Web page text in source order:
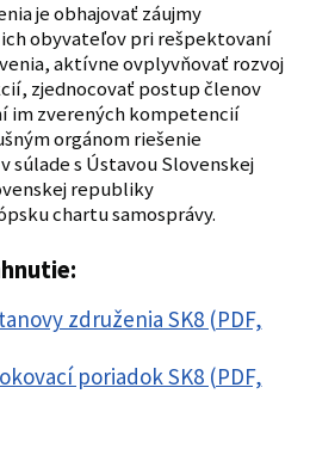
je obhajovať záujmy
ich obyvateľov pri rešpektovaní
aktívne ovplyvňovať rozvoj
zjednocovať postup členov
im zverených kompetencií
orgánom riešenie
súlade s Ústavou Slovenskej
republiky
chartu samosprávy.
združenia SK8 (PDF,
poriadok SK8 (PDF,